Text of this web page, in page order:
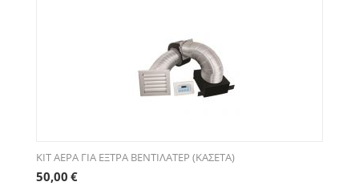
ΚΙΤ ΑΕΡΑ ΓΙΑ ΕΞΤΡΑ ΒΕΝΤΙΛΑΤΕΡ (ΚΑΣΕΤΑ)
50,00 €